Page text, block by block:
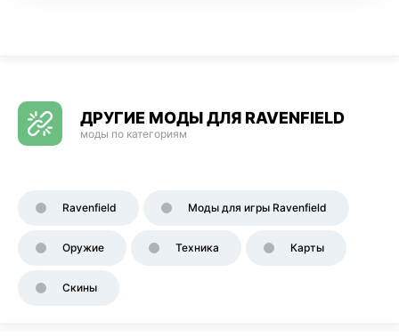
ДРУГИЕ МОДЫ ДЛЯ RAVENFIELD
моды по категориям
Ravenfield Моды для игры Ravenfield
Оружие Техника Карты
Скины